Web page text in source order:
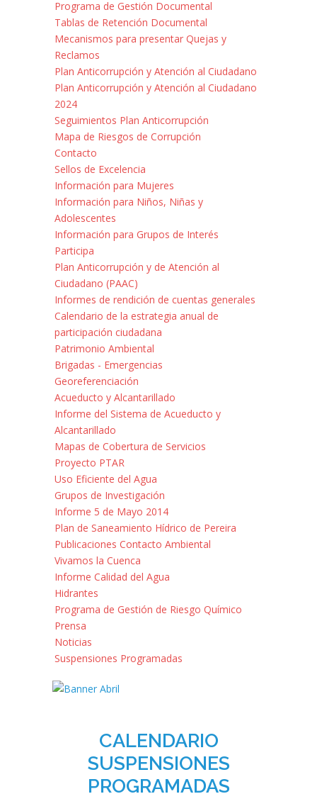
Programa de Gestión Documental
Tablas de Retención Documental
Mecanismos para presentar Quejas y
Reclamos
Plan Anticorrupción y Atención al Ciudadano
Plan Anticorrupción y Atención al Ciudadano
2024
Seguimientos Plan Anticorrupción
Mapa de Riesgos de Corrupción
Contacto
Sellos de Excelencia
Información para Mujeres
Información para Niños, Niñas y
Adolescentes
Información para Grupos de Interés
Participa
Plan Anticorrupción y de Atención al
Ciudadano (PAAC)
Informes de rendición de cuentas generales
Calendario de la estrategia anual de
participación ciudadana
Patrimonio Ambiental
Brigadas - Emergencias
Georeferenciación
Acueducto y Alcantarillado
Informe del Sistema de Acueducto y
Alcantarillado
Mapas de Cobertura de Servicios
Proyecto PTAR
Uso Eficiente del Agua
Grupos de Investigación
Informe 5 de Mayo 2014
Plan de Saneamiento Hídrico de Pereira
Publicaciones Contacto Ambiental
Vivamos la Cuenca
Informe Calidad del Agua
Hidrantes
Programa de Gestión de Riesgo Químico
Prensa
Noticias
Suspensiones Programadas
CALENDARIO
SUSPENSIONES
PROGRAMADAS